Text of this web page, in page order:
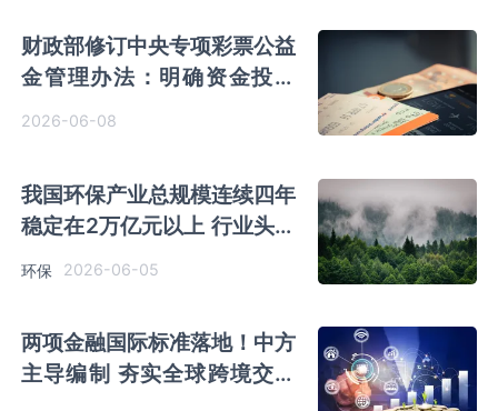
财政部修订中央专项彩票公益
金管理办法：明确资金投向
“禁区”
2026-06-08
我国环保产业总规模连续四年
稳定在2万亿元以上 行业头部
环保 2026-06-05
两项金融国际标准落地！中方
主导编制 夯实全球跨境交易